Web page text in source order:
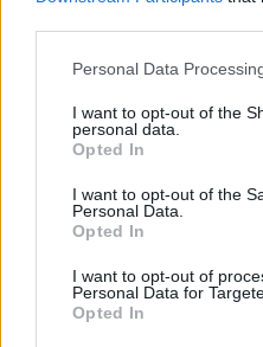
Please note that this
not limited to your visit or
grant or deny consent to
use your data for below
consent section.
Personal Data
I want to opt-out of the
personal data.
Opted In
I want to opt-out of the
Personal Data.
Opted In
I want to opt-out of
Personal Data for
Opted In
cliccandoqui
TEMI: Notizie Olbia
Scuola Gallura
Inviaci
Su
345 356